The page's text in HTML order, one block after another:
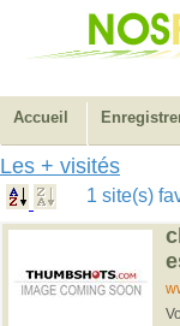
Accueil
Les + visités
1 site(s)